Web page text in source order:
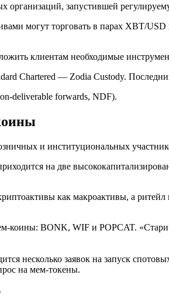
запустившей
могут торговать в парах XBT/
клиентам необходимые
Chartered — Zodia Custody.
deliverable forwards, NDF).
и институциональных
на две
как макроактивы, а
коины: BONK, WIF и POPCAT.
несколько заявок на запуск
на мем-токены.